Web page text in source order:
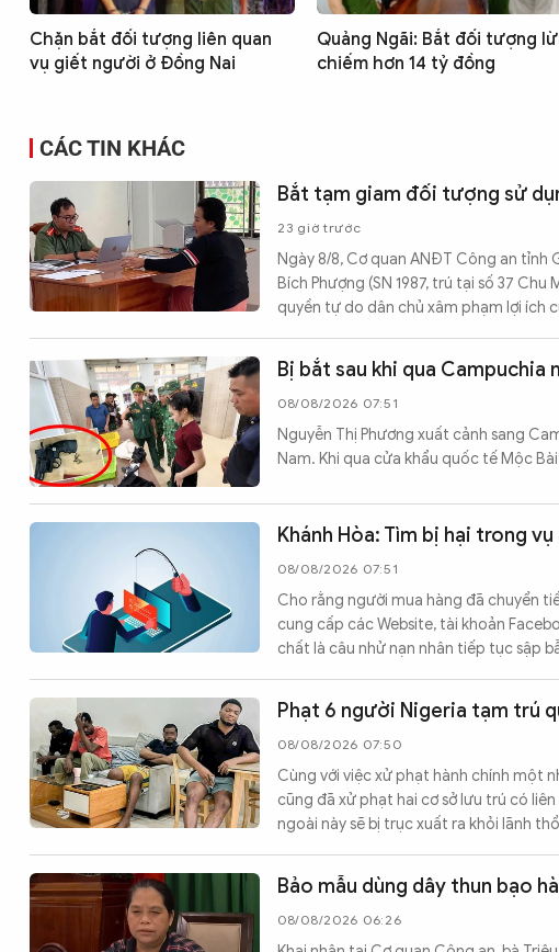
Chặn bắt đối tượng liên quan
vụ giết người ở Đồng Nai
Quảng Ngãi: Bắt đối tượng
chiếm hơn 14 tỷ đồng
CÁC TIN KHÁC
Bắt tạm giam đối tượng sử
23 giờ trước
Ngày 8/8, Cơ quan ANĐT Công an tỉnh
Bích Phượng (SN 1987, trú tại số 37
quyền tự do dân chủ xâm phạm lợi ích
Bị bắt sau khi qua Campuchia
08/08/2026 07:51
Nguyễn Thị Phương xuất cảnh sang
Nam. Khi qua cửa khẩu quốc tế Mộc
Khánh Hòa: Tìm bị hại trong
08/08/2026 07:51
Cho rằng người mua hàng đã chuyển
cung cấp các Website, tài khoản
chất là câu nhử nạn nhân tiếp tục sập
Phạt 6 người Nigeria tạm trú
08/08/2026 07:50
Cùng với việc xử phạt hành chính một
cũng đã xử phạt hai cơ sở lưu trú có
ngoài này sẽ bị trục xuất ra khỏi lãnh
Bảo mẫu dùng dây thun bạo
08/08/2026 06:26